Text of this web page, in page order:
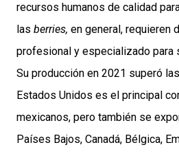
recursos humanos de calidad
las berries, en general, requieren
profesional y especializado para
Su producción en 2021 superó
Estados Unidos es el principal
mexicanos, pero también se
Países Bajos, Canadá, Bélgica,